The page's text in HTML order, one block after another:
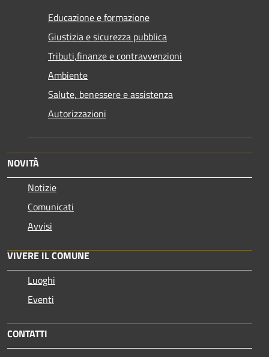
Educazione e formazione
Giustizia e sicurezza pubblica
Tributi,finanze e contravvenzioni
Ambiente
Salute, benessere e assistenza
Autorizzazioni
NOVITÀ
Notizie
Comunicati
Avvisi
VIVERE IL COMUNE
Luoghi
Eventi
CONTATTI